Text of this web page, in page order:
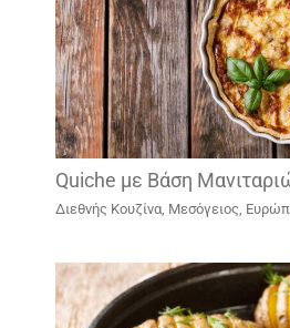
Quiche με Βάση
Διεθνής Κουζίνα, Μεσόγειος,